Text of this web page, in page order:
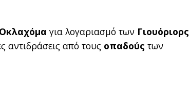
Οκλαχόμα για λογαριασμό των Γιουόριορς
αντιδράσεις από τους οπαδούς των